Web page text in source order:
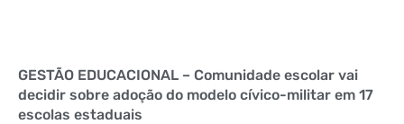
GESTÃO EDUCACIONAL – Comunidade escolar vai
decidir sobre adoção do modelo cívico-militar em 17
escolas estaduais